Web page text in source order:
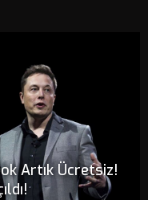
Artık Ücretsiz!